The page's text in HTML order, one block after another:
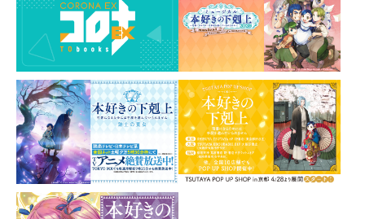
パッと目を引く、おしゃれで可愛い付箋です。
メモやちょっとしたメッセージを書くのにぴったり♪
素材：紙
台紙サイズ：台紙：75×75mm
付箋サイズ：62×69mm角内
イラスト：椎名優
発売元：TOブックス